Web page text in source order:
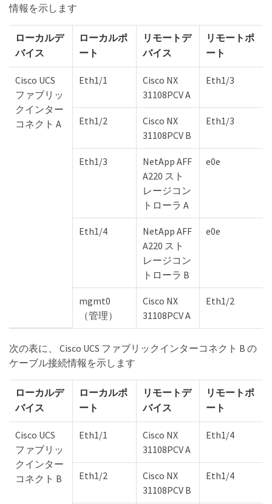
情報を示します
ローカルデ
バイス
ローカルポ
ート
リモートデ
バイス
リモートポ
ート
Cisco UCS
ファブリッ
クインター
コネクト A
Eth1/1
Cisco NX
31108PCV A
Eth1/3
Eth1/2
Cisco NX
31108PCV B
Eth1/3
Eth1/3
NetApp AFF
A220 スト
レージコン
トローラ A
e0e
Eth1/4
NetApp AFF
A220 スト
レージコン
トローラ B
e0e
mgmt0
（管理）
Cisco NX
31108PCV A
Eth1/2
次の表に、 Cisco UCS ファブリックインターコネクト B の
ケーブル接続情報を示します
ローカルデ
バイス
ローカルポ
ート
リモートデ
バイス
リモートポ
ート
Cisco UCS
ファブリッ
クインター
コネクト B
Eth1/1
Cisco NX
31108PCV A
Eth1/4
Eth1/2
Cisco NX
31108PCV B
Eth1/4